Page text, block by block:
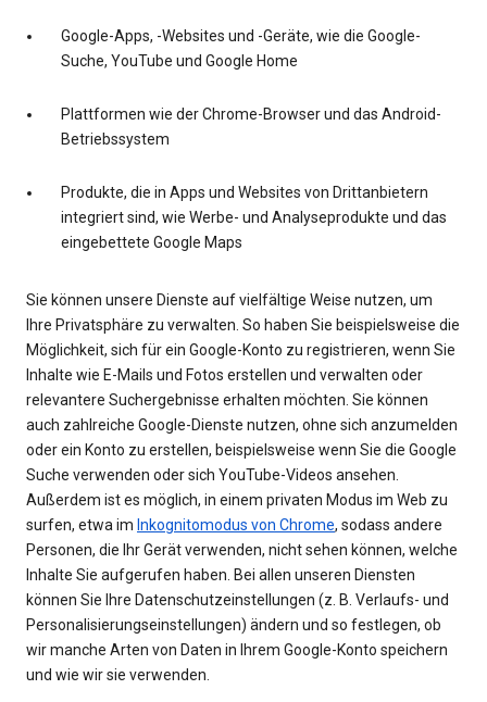
Google-Apps, -Websites und -Geräte, wie die Google-
Suche, YouTube und Google Home
Plattformen wie der Chrome-Browser und das Android-
Betriebssystem
Produkte, die in Apps und Websites von Drittanbietern
integriert sind, wie Werbe- und Analyseprodukte und das
eingebettete Google Maps
Sie können unsere Dienste auf vielfältige Weise nutzen, um
Ihre Privatsphäre zu verwalten. So haben Sie beispielsweise die
Möglichkeit, sich für ein Google-Konto zu registrieren, wenn Sie
Inhalte wie E-Mails und Fotos erstellen und verwalten oder
relevantere Suchergebnisse erhalten möchten. Sie können
auch zahlreiche Google-Dienste nutzen, ohne sich anzumelden
oder ein Konto zu erstellen, beispielsweise wenn Sie die Google
Suche verwenden oder sich YouTube-Videos ansehen.
Außerdem ist es möglich, in einem privaten Modus im Web zu
surfen, etwa im Inkognitomodus von Chrome, sodass andere
Personen, die Ihr Gerät verwenden, nicht sehen können, welche
Inhalte Sie aufgerufen haben. Bei allen unseren Diensten
können Sie Ihre Datenschutzeinstellungen (z. B. Verlaufs- und
Personalisierungseinstellungen) ändern und so festlegen, ob
wir manche Arten von Daten in Ihrem Google-Konto speichern
und wie wir sie verwenden.